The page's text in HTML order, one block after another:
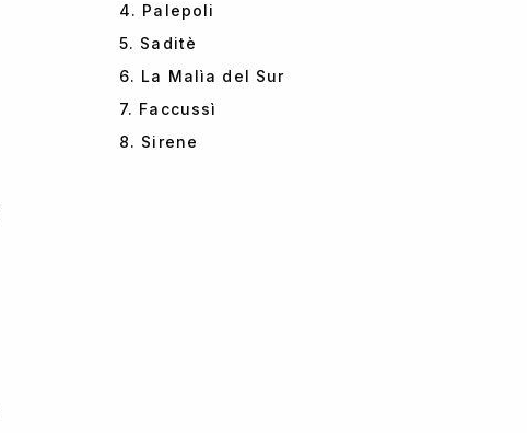
4. Palepoli
5. Saditè
6. La Malìa del Sur
7. Faccussì
8. Sirene